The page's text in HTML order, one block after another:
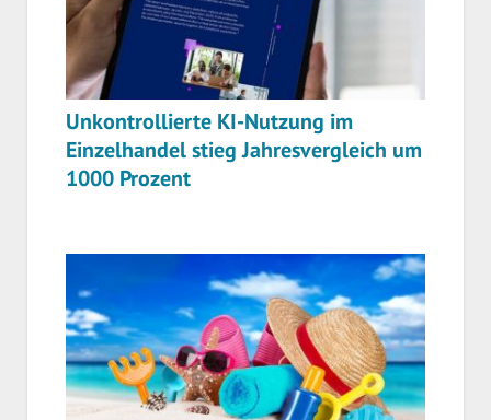
Unkontrollierte KI-Nutzung im
Einzelhandel stieg Jahresvergleich um
1000 Prozent